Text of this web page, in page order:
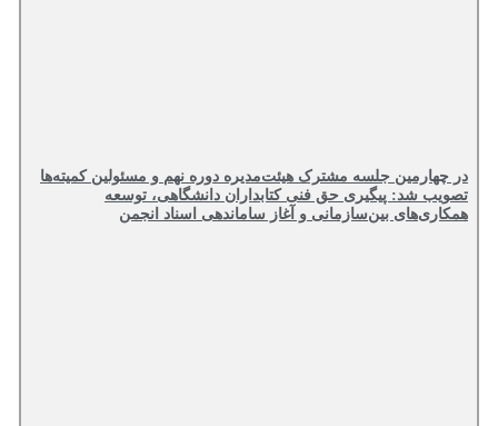
در چهارمین جلسه مشترک هیئت‌مدیره دوره نهم و مسئولین کمیته‌ها
تصویب شد: پیگیری حق فنی کتابداران دانشگاهی، توسعه
همکاری‌های بین‌سازمانی و آغاز ساماندهی اسناد انجمن